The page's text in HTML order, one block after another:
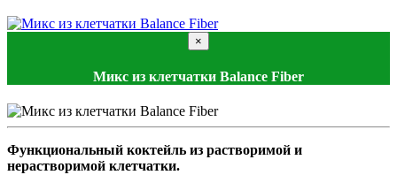
×
Микс из клетчатки Balance Fiber
Функциональный коктейль из растворимой и
нерастворимой клетчатки.